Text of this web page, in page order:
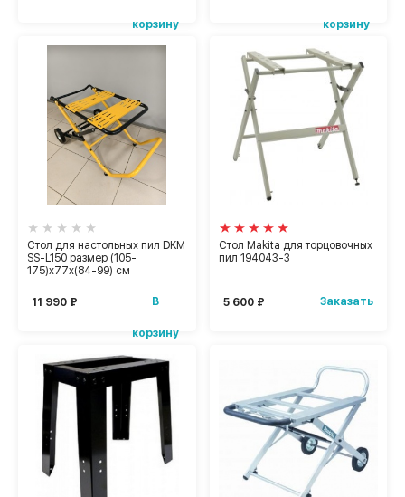
корзину корзину
Стол для настольных пил DKM
SS-L150 размер (105-
175)х77х(84-99) см
11 990 ₽ В
корзину
Стол Makita для торцовочных
пил 194043-3
5 600 ₽ Заказать